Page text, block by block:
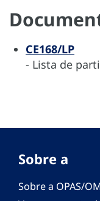
CE168/LP
- Lista de
Sobre a
Sobre a OPAS/